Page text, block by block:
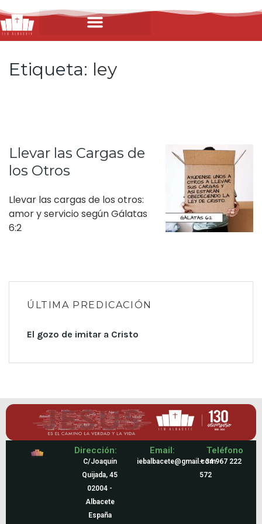
Etiqueta: ley
Llevar las Cargas de
los Otros
Llevar las cargas de los otros:
amor y servicio según Gálatas
6:2
ÚLTIMA PREDICACIÓN
El gozo de imitar a Cristo
Dirección:
C/Joaquín
Quijada, 45
02004 -
Albacete
España
Email:
iebalbacete@gmail.com
Teléfono
+ 34 967 222
572